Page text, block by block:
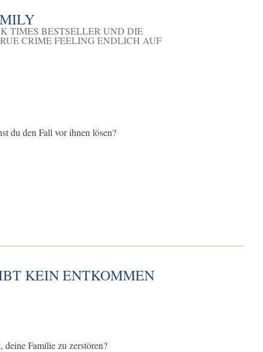
TIMES BESTSELLER UND DIE
CRIME FEELING ENDLICH AUF
du den Fall vor ihnen lösen?
KEIN ENTKOMMEN
deine Familie zu zerstören?